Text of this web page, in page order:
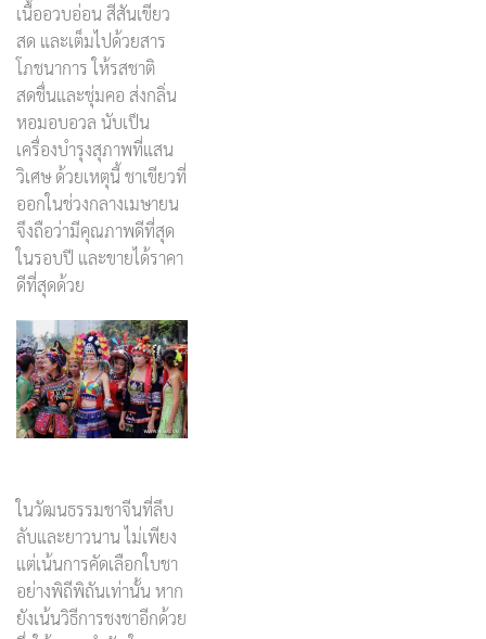
เนื้ออวบอ่อน สีสันเขียว
สด และเต็มไปด้วยสาร
โภชนาการ ให้รสชาติ
สดชื่นและชุ่มคอ ส่งกลิ่น
หอมอบอวล นับเป็น
เครื่องบำรุงสุภาพที่แสน
วิเศษ ด้วยเหตุนี้ ชาเขียวที่
ออกในช่วงกลางเมษายน
จึงถือว่ามีคุณภาพดีที่สุด
ในรอบปี และขายได้ราคา
ดีที่สุดด้วย
ในวัฒนธรรมชาจีนที่ลึบ
ลับและยาวนาน ไม่เพียง
แต่เน้นการคัดเลือกใบชา
อย่างพิถีพิถันเท่านั้น หาก
ยังเน้นวิธีการชงชาอีกด้วย